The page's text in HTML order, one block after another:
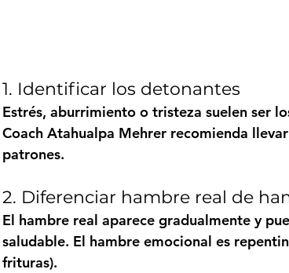
1. Identificar los detonantes
Estrés, aburrimiento o tristeza suelen ser
Coach Atahualpa Mehrer recomienda
patrones.
2. Diferenciar hambre real de
El hambre real aparece gradualmente y
saludable. El hambre emocional es
frituras).